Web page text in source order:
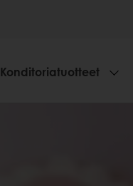
Konditoriatuotteet